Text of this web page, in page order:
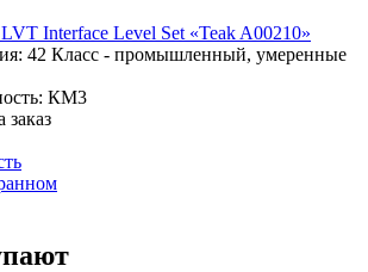
Interface Level Set «Teak A00210»
42 Класс - промышленный, умеренные
КМ3
заказ